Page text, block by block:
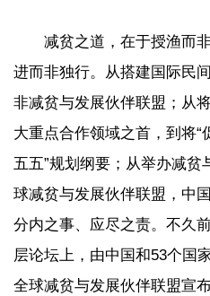
减贫之道，在于授渔而
进而非独行。从搭建国际民
非减贫与发展伙伴联盟；从
大重点合作领域之首，到将“
五五”规划纲要；从举办减
球减贫与发展伙伴联盟，中
分内之事、应尽之责。不久
层论坛上，由中国和53个国
全球减贫与发展伙伴联盟宣